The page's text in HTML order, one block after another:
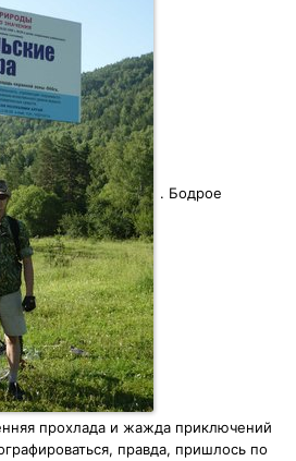
. Бодрое
прохлада и жажда приключений
правда, пришлось по